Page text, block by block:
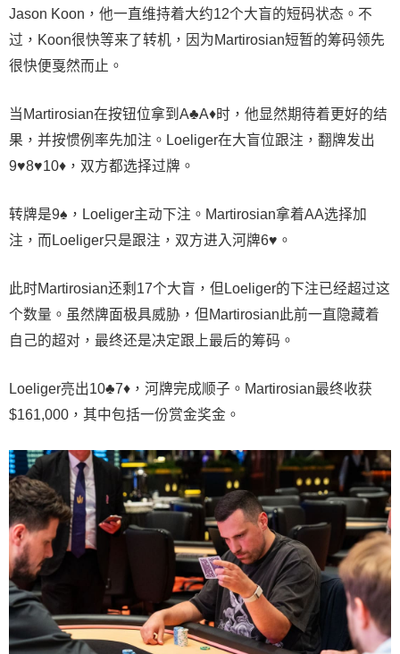
Jason Koon，他一直维持着大约12个大盲的短码状态。不
过，Koon很快等来了转机，因为Martirosian短暂的筹码领先
很快便戛然而止。
当Martirosian在按钮位拿到A♣A♦时，他显然期待着更好的结
果，并按惯例率先加注。Loeliger在大盲位跟注，翻牌发出
9♥8♥10♦，双方都选择过牌。
转牌是9♠，Loeliger主动下注。Martirosian拿着AA选择加
注，而Loeliger只是跟注，双方进入河牌6♥。
此时Martirosian还剩17个大盲，但Loeliger的下注已经超过这
个数量。虽然牌面极具威胁，但Martirosian此前一直隐藏着
自己的超对，最终还是决定跟上最后的筹码。
Loeliger亮出10♣7♦，河牌完成顺子。Martirosian最终收获
$161,000，其中包括一份赏金奖金。